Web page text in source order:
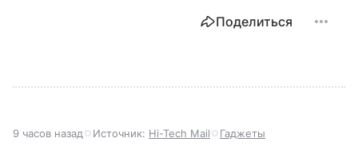
Поделиться
9 часов назад Источник: Hi-Tech Mail Гаджеты